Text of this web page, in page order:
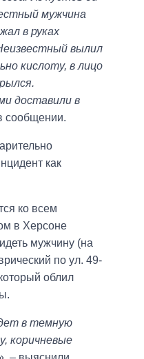
мужчина
в руках
вылил
кислоту, в лицо
доставили в
сообщении.
как
ко всем
в Херсоне
мужчину (на
по ул. 49-
облил
в темную
коричневые